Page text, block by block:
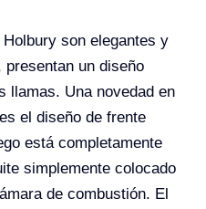
son elegantes y
un diseño
llamas. Una novedad en
el diseño de frente
está completamente
simplemente colocado
de combustión. El